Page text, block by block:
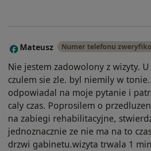
M Mateusz Numer telefonu
Nie jestem zadowolony z wizyty.
czulem sie zle. byl niemily w
odpowiadal na moje pytanie i
caly czas. Poprosilem o
na zabiegi rehabilitacyjne,
jednoznacznie ze nie ma na to
drzwi gabinetu.wizyta trwala 1